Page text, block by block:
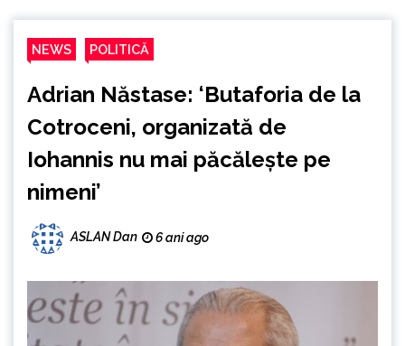
NEWS POLITICĂ
Adrian Năstase: ‘Butaforia de la
Cotroceni, organizată de
Iohannis nu mai păcălește pe
nimeni’
ASLAN Dan 6 ani ago